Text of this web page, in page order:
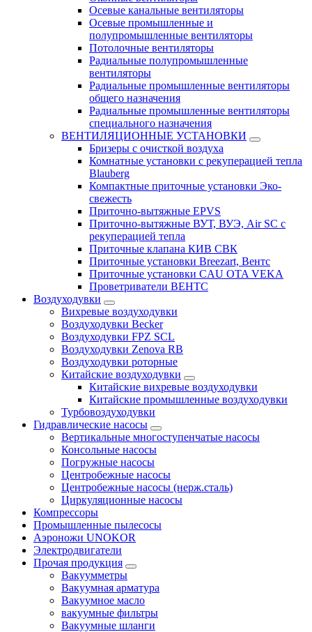
Осевые канальные вентиляторы
Осевые промышленные и
полупромышленные вентиляторы
Потолочные вентиляторы
Радиальные полупромышленные
вентиляторы
Радиальные промышленные вентиляторы
общего назначения
Радиальные промышленные вентиляторы
специального назначения
ВЕНТИЛЯЦИОННЫЕ УСТАНОВКИ
Бризеры с очисткой воздуха
Комнатные установки с рекуперацией тепла
Blauberg
Компактные приточные установки Эко-
свежесть
Приточно-вытяжные EPVS
Приточно-вытяжные ВУТ, ВУЭ, Air SC с
рекуперацией тепла
Приточные клапана КИВ СВК
Приточные установки Breezart, Вентс
Приточные установки CAU OTA VEKA
Проветриватели ВЕНТС
Воздуходувки
Вихревые воздуходувки
Воздуходувки Becker
Воздуходувки FPZ SCL
Воздуходувки Zenova RB
Воздуходувки роторные
Китайские воздуходувки
Китайские вихревые воздуходувки
Китайские промышленные воздуходувки
Турбовоздуходувки
Гидравлические насосы
Вертикальные многоступенчатые насосы
Консольные насосы
Погружные насосы
Центробежные насосы
Центробежные насосы (нерж.сталь)
Циркуляционные насосы
Компрессоры
Промышленные пылесосы
Аэроножи UNOKOR
Электродвигатели
Прочая продукция
Вакуумметры
Вакуумная арматура
Вакуумное масло
вакуумные фильтры
Вакуумные шланги